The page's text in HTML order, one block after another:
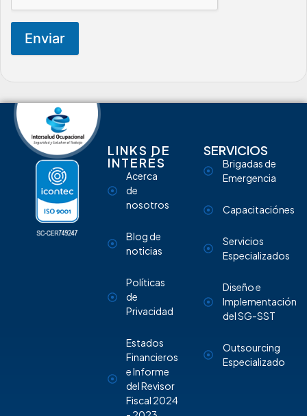
Enviar
LINKS DE
INTERÉS
Acerca
de
nosotros
Blog de
noticias
Políticas
de
Privacidad
Estados
Financieros
e Informe
del Revisor
Fiscal 2024
SERVICIOS
Brigadas de
Emergencia
Capacitaciónes
Servicios
Especializados
Diseño e
Implementación
del SG-SST
Outsourcing
Especializado